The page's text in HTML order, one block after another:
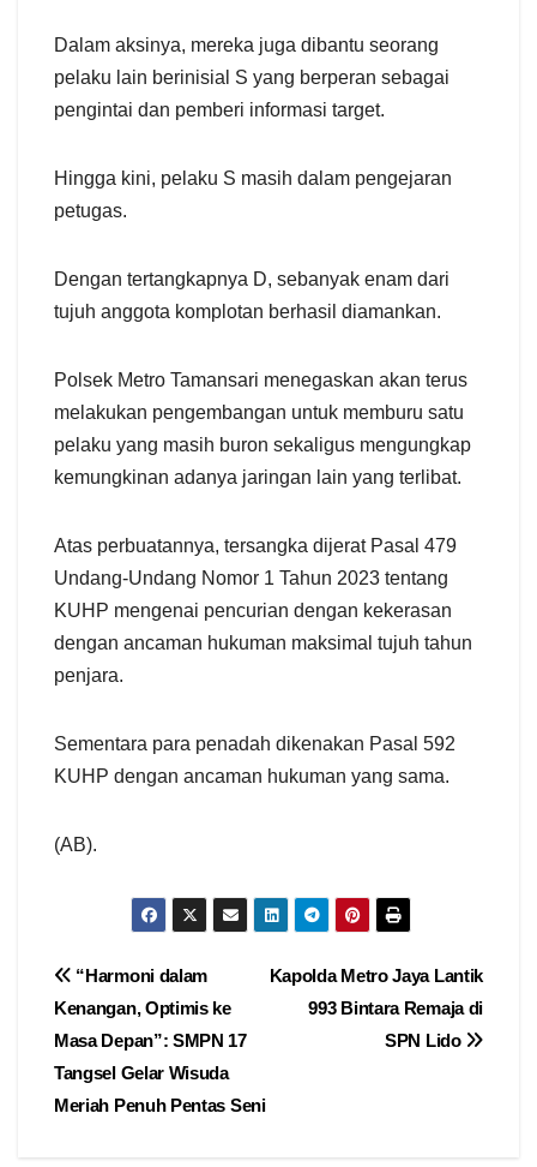
Dalam aksinya, mereka juga dibantu seorang
pelaku lain berinisial S yang berperan sebagai
pengintai dan pemberi informasi target.
Hingga kini, pelaku S masih dalam pengejaran
petugas.
Dengan tertangkapnya D, sebanyak enam dari
tujuh anggota komplotan berhasil diamankan.
Polsek Metro Tamansari menegaskan akan terus
melakukan pengembangan untuk memburu satu
pelaku yang masih buron sekaligus mengungkap
kemungkinan adanya jaringan lain yang terlibat.
Atas perbuatannya, tersangka dijerat Pasal 479
Undang-Undang Nomor 1 Tahun 2023 tentang
KUHP mengenai pencurian dengan kekerasan
dengan ancaman hukuman maksimal tujuh tahun
penjara.
Sementara para penadah dikenakan Pasal 592
KUHP dengan ancaman hukuman yang sama.
(AB).
Navigasi
pos
Kapolda Metro Jaya Lantik
993 Bintara Remaja di
SPN Lido
“Harmoni dalam
Kenangan, Optimis ke
Masa Depan”: SMPN 17
Tangsel Gelar Wisuda
Meriah Penuh Pentas Seni